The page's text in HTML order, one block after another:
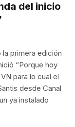
del inicio
primera edición
“Porque hoy
para lo cual el
desde Canal
ya instalado